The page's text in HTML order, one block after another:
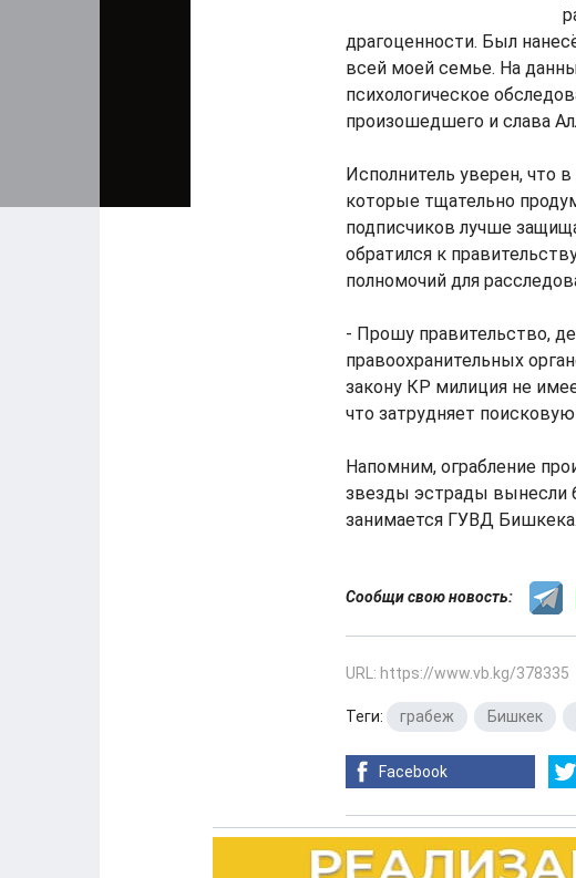
драгоценности. Был
всей моей семье. На
психологическое
произошедшего и слава
Исполнитель уверен, что
которые тщательно
подписчиков лучше
обратился к
полномочий для
- Прошу правительство,
правоохранительных
закону КР милиция не
что затрудняет
Напомним, ограбление
звезды эстрады вынесли
занимается ГУВД Бишкека.
Сообщи свою новость:
URL: https://www.vb.kg/378335
Теги: грабеж Бишкек
Facebook